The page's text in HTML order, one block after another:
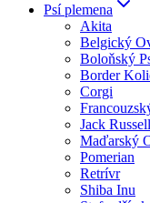
Psí plemena
Akita
Belgický
Boloňský
Border
Corgi
Jack Russell
Maďarský
Pomerian
Retrívr
Shiba Inu